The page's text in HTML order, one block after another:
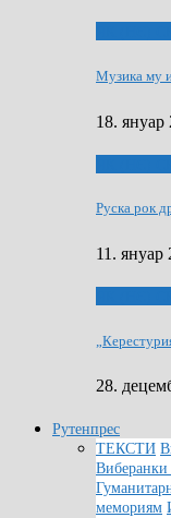
Музика му
18. януар
Руска рок
11. януар
28.
Рутенпрес
ТЕКСТИ
Виберанки
мемориям